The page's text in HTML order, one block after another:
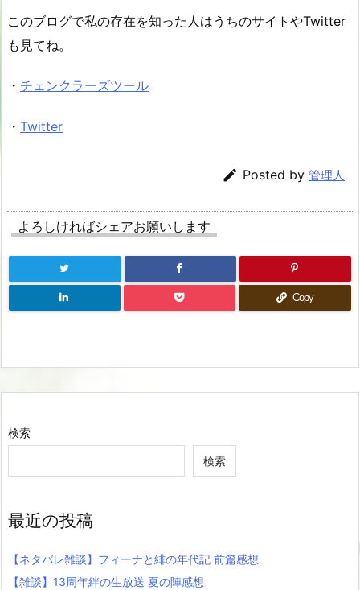
このブログで私の存在を知った人はうちのサイトやTwitter
も見てね。
・ チェンクラーズツール
・ Twitter
 Posted by 管理人
よろしければシェアお願いします
Copy
検索
検索
最近の投稿
【ネタバレ雑談】フィーナと緋の年代記 前篇感想
【雑談】13周年絆の生放送 夏の陣感想